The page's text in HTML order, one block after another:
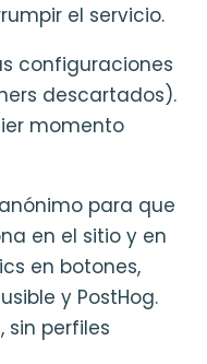
el servicio.
configuraciones
descartados).
momento
para que
en el sitio y en
en botones,
y PostHog.
sin perfiles